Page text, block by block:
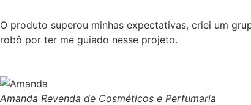
O produto superou minhas expectativas, criei um
robô por ter me guiado nesse projeto.
Amanda Revenda de Cosméticos e Perfumaria